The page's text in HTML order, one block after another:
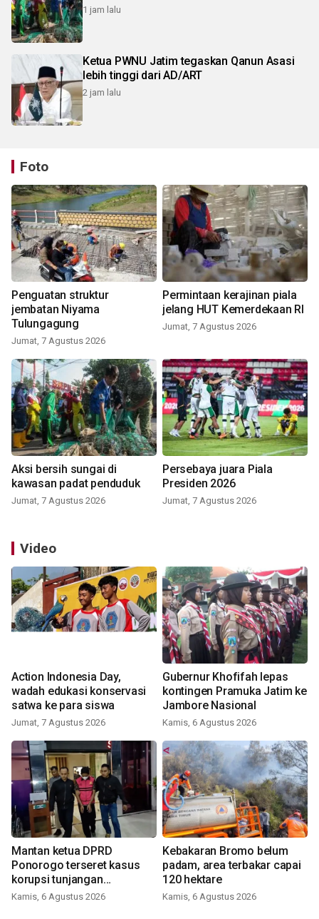
1 jam lalu
Ketua PWNU Jatim tegaskan Qanun Asasi
lebih tinggi dari AD/ART
2 jam lalu
Foto
Penguatan struktur
jembatan Niyama
Tulungagung
Jumat, 7 Agustus 2026
Permintaan kerajinan piala
jelang HUT Kemerdekaan RI
Jumat, 7 Agustus 2026
Aksi bersih sungai di
kawasan padat penduduk
Jumat, 7 Agustus 2026
Persebaya juara Piala
Presiden 2026
Jumat, 7 Agustus 2026
Video
Action Indonesia Day,
wadah edukasi konservasi
satwa ke para siswa
Jumat, 7 Agustus 2026
Gubernur Khofifah lepas
kontingen Pramuka Jatim ke
Jambore Nasional
Kamis, 6 Agustus 2026
Mantan ketua DPRD
Ponorogo terseret kasus
korupsi tunjangan
perumahan
Kamis, 6 Agustus 2026
Kebakaran Bromo belum
padam, area terbakar capai
120 hektare
Kamis, 6 Agustus 2026